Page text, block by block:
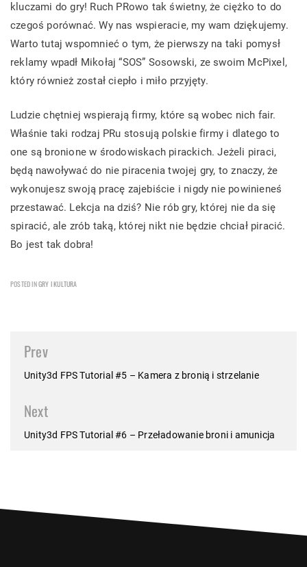
kluczami do gry! Ruch PRowo tak świetny, że ciężko to do
czegoś porównać. Wy nas wspieracie, my wam dziękujemy.
Warto tutaj wspomnieć o tym, że pierwszy na taki pomysł
reklamy wpadł Mikołaj “SOS” Sosowski, ze swoim McPixel,
który również został ciepło i miło przyjęty.
Ludzie chętniej wspierają firmy, które są wobec nich fair.
Właśnie taki rodzaj PRu stosują polskie firmy i dlatego to
one są bronione w środowiskach pirackich. Jeżeli piraci,
będą nawoływać do nie piracenia twojej gry, to znaczy, że
wykonujesz swoją pracę zajebiście i nigdy nie powinieneś
przestawać. Lekcja na dziś? Nie rób gry, której nie da się
spiracić, ale zrób taką, której nikt nie będzie chciał piracić.
Bo jest tak dobra!
POSTED INGRY I KULTURA
Post
navigation
Prev
Unity3d FPS Tutorial #5 – Kamera z bronią i strzelanie
Next
Unity3d FPS Tutorial #6 – Przeładowanie broni i amunicja